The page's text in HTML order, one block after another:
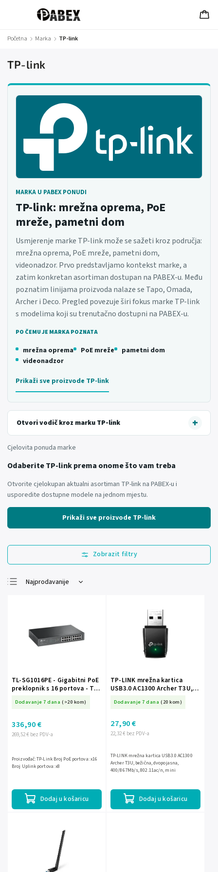
Početna / Marka / TP-link
TP-link
MARKA U PABEX PONUDI
TP-link: mrežna oprema, PoE
mreže, pametni dom
Usmjerenje marke TP-link može se sažeti kroz područja:
mrežna oprema, PoE mreže, pametni dom,
videonadzor. Prvo predstavljamo kontekst marke, a
zatim konkretan asortiman dostupan na PABEX-u. Među
poznatim linijama proizvoda nalaze se Tapo, Omada,
Archer i Deco. Pregled povezuje širi fokus marke TP-link
s modelima koji su trenutačno dostupni na PABEX-u.
PO ČEMU JE MARKA POZNATA
mrežna oprema PoE mreže
pametni dom
videonadzor
Prikaži sve proizvode TP-link
Otvori vodič kroz marku TP-link
Cjelovita ponuda marke
Odaberite TP-link prema onome što vam treba
Otvorite cjelokupan aktualni asortiman TP-link na PABEX-u i
usporedite dostupne modele na jednom mjestu.
Prikaži sve proizvode TP-link
Najprodavanije
Abecedno
TL-SG1016PE - Gigabitni PoE
preklopnik s 16 portova - TP-
Dodavanje 7 dana (>20 kom)
269,52 € bez PDV-a
336,90 €
Dodaj u košaricu
Proizvođač: TP-Link Broj PoE portova: x16
Broj Uplink portova: x8
TP-LINK mrežna kartica
USB3.0 AC1300 Archer T3U,
400/867Mb/s, 802.11ac/n,
Dodavanje 7 dana (20 kom)
22,32 € bez PDV-a
27,90 €
Dodaj u košaricu
TP-LINK mrežna kartica USB3.0 AC1300
Archer T3U, bežična, dvopojasna,
400/867Mb/s, 802.11ac/n, mini